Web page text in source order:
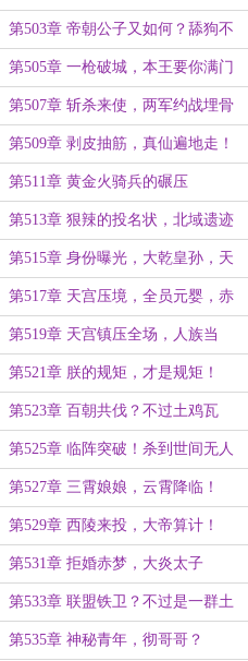
第503章 帝朝公子又如何？舔狗不
得好死！
第505章 一枪破城，本王要你满门
灭绝！
第507章 斩杀来使，两军约战埋骨
地！
第509章 剥皮抽筋，真仙遍地走！
第511章 黄金火骑兵的碾压
第513章 狠辣的投名状，北域遗迹
现
第515章 身份曝光，大乾皇孙，天
宫镇压青冥王*
第517章 天宫压境，全员元婴，赤
阳震动！
第519章 天宫镇压全场，人族当
兴？
第521章 朕的规矩，才是规矩！
第523章 百朝共伐？不过土鸡瓦
狗！
第525章 临阵突破！杀到世间无人
敢称尊！
第527章 三霄娘娘，云霄降临！
第529章 西陵来投，大帝算计！
第531章 拒婚赤梦，大炎太子
第533章 联盟铁卫？不过是一群土
鸡瓦狗！
第535章 神秘青年，彻哥哥？